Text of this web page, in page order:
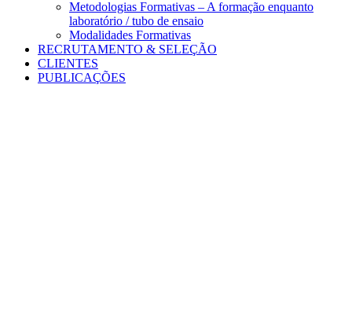
Metodologias Formativas – A formação enquanto
laboratório / tubo de ensaio
Modalidades Formativas
RECRUTAMENTO & SELEÇÃO
CLIENTES
PUBLICAÇÕES